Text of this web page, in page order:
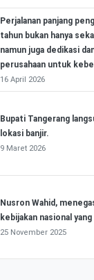
Perjalanan panjang
tahun bukan hanya
namun juga dedikasi
perusahaan untuk
16 April 2026
Bupati Tangerang
lokasi banjir.
9 Maret 2026
Nusron Wahid,
kebijakan nasional
25 November 2025